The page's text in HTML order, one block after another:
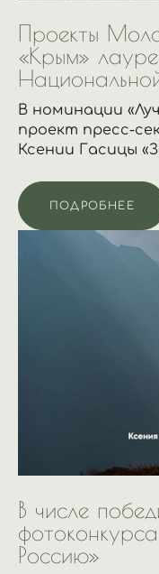
Проекты
«Крым»
В номинации
проект пресс-
Ксении Гасицы
ПОДРОБНЕЕ
В числе
Россию»